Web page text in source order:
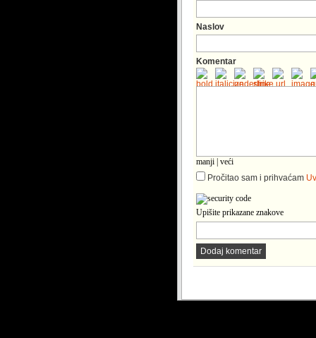
Naslov
Komentar
manji veći
Pročitao sam i prihvaćam
Upišite prikazane znakove
Dodaj komentar